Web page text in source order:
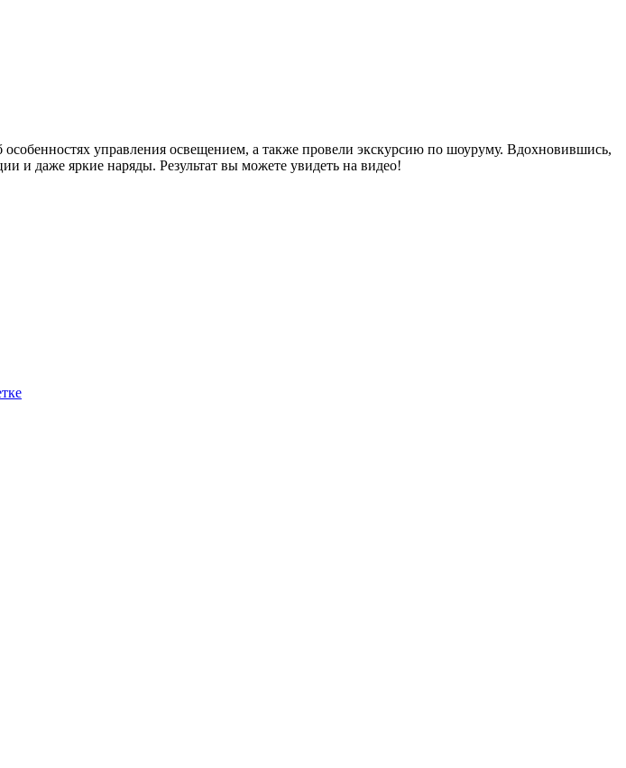
управления освещением, а также провели экскурсию по шоуруму. Вдохновившись,
и даже яркие наряды. Результат вы можете увидеть на видео!